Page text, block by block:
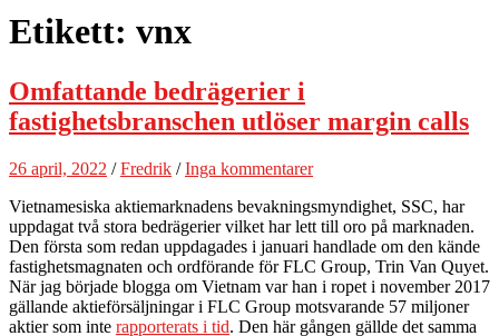
Etikett: vnx
Omfattande bedrägerier i
fastighetsbranschen utlöser margin calls
26 april, 2022 /Fredrik /Inga kommentarer
Vietnamesiska aktiemarknadens bevakningsmyndighet, SSC, har
uppdagat två stora bedrägerier vilket har lett till oro på marknaden.
Den första som redan uppdagades i januari handlade om den kände
fastighetsmagnaten och ordförande för FLC Group, Trin Van Quyet.
När jag började blogga om Vietnam var han i ropet i november 2017
gällande aktieförsäljningar i FLC Group motsvarande 57 miljoner
aktier som inte rapporterats i tid. Den här gången gällde det samma